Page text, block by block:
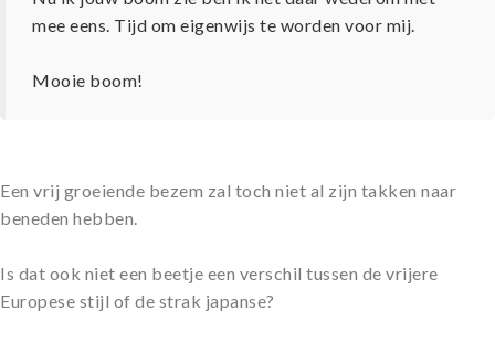
mee eens. Tijd om eigenwijs te worden voor mij.
Mooie boom!
Een vrij groeiende bezem zal toch niet al zijn takken naar
beneden hebben.
Is dat ook niet een beetje een verschil tussen de vrijere
Europese stijl of de strak japanse?